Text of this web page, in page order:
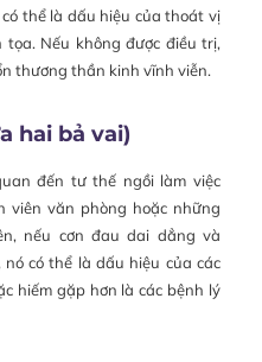
thể là dấu hiệu của thoát vị
Nếu không được điều trị,
thương thần kinh vĩnh viễn.
hai bả vai)
đến tư thế ngồi làm việc
viên văn phòng hoặc những
nếu cơn đau dai dẳng và
có thể là dấu hiệu của các
hiếm gặp hơn là các bệnh lý